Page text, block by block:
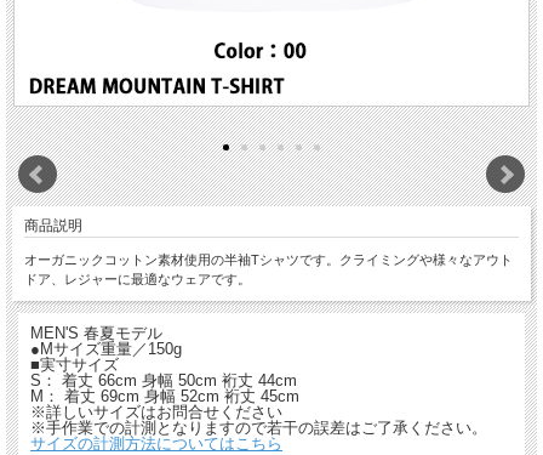
商品説明
オーガニックコットン素材使用の半袖Tシャツです。クライミングや様々なアウト
ドア、レジャーに最適なウェアです。
MEN'S 春夏モデル
●Mサイズ重量／150g
■実寸サイズ
S： 着丈 66cm 身幅 50cm 裄丈 44cm
M： 着丈 69cm 身幅 52cm 裄丈 45cm
※詳しいサイズはお問合せください
※手作業での計測となりますので若干の誤差はご了承ください。
サイズの計測方法についてはこちら